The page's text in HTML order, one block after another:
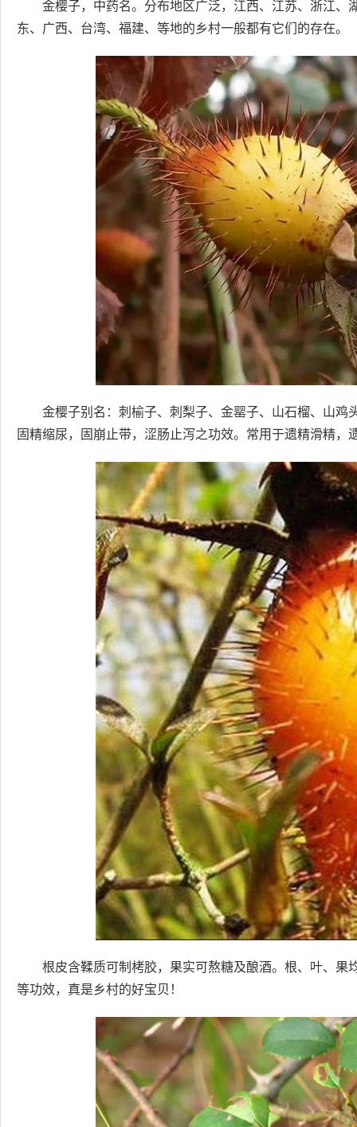
金樱子，中药名。分布地区广泛，江西、江苏、浙江
东、广西、台湾、福建、等地的乡村一般都有它们的存在。
金樱子别名：刺榆子、刺梨子、金罂子、山石榴、山
固精缩尿，固崩止带，涩肠止泻之功效。常用于遗精滑精，
根皮含鞣质可制栲胶，果实可熬糖及酿酒。根、叶、
等功效，真是乡村的好宝贝！